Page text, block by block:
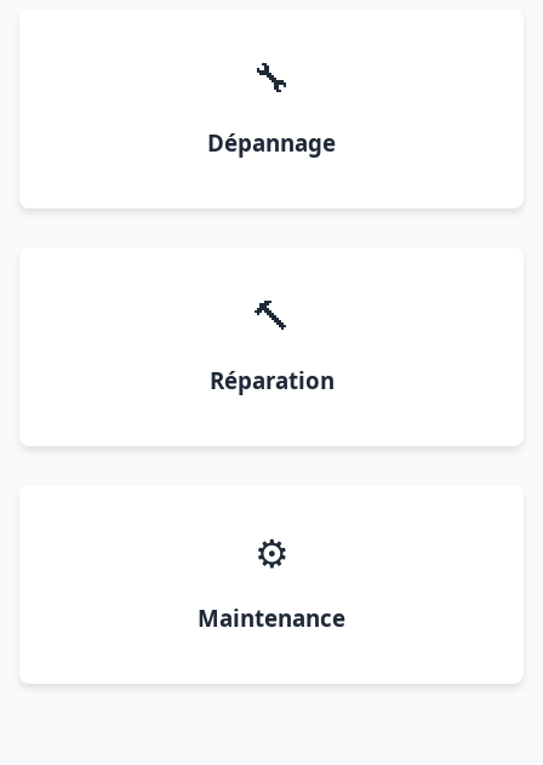
🔧
Dépannage
🔨
Réparation
⚙️
Maintenance